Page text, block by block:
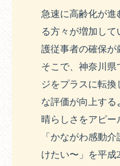
急速に高齢化が進
る方々が増加し
護従事者の確保が
そこで、神奈川県
ジをプラスに転
な評価が向上す
晴らしさをアピ
「かながわ感動
けたい〜」を平成